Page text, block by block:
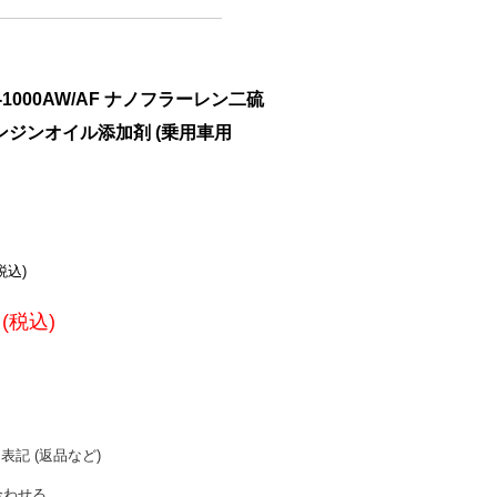
AF ナノフラーレン二硫
ジンオイル添加剤 (乗用車用
込)
税込)
記 (返品など)
せる